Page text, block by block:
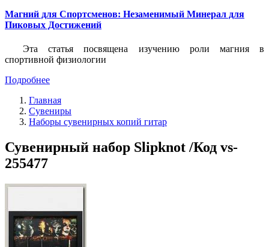
Магний для Спортсменов: Незаменимый Минерал для
Пиковых Достижений
Эта статья посвящена изучению роли магния в
спортивной физиологии
Подробнее
Главная
Сувениры
Наборы сувенирных копий гитар
Сувенирный набор Slipknot /Код vs-
255477